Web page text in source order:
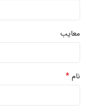
معایب
نام *